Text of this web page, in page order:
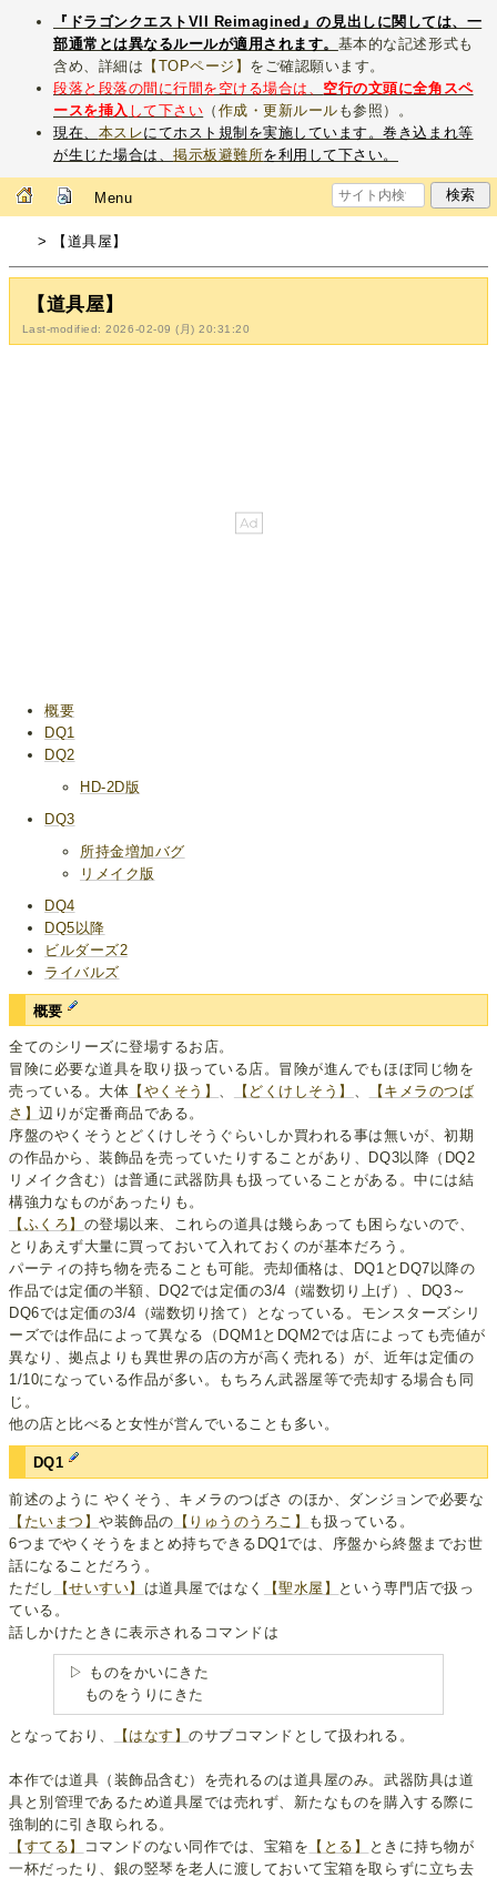
『ドラゴンクエストVII Reimagined』の見出しに関しては、一
部通常とは異なるルールが適用されます。 基本的な記述形式も
含め、詳細は 【TOPページ】 をご確認願います。
段落と段落の間に行間を空ける場合は、 空行の文頭に全角スペ
ースを挿入 して下さい （ 作成・更新ルール も参照）。
現在、 本スレにてホスト規制を実施しています。巻き込まれ等
が生じた場合は、掲示板避難所を利用して下さい。
Menu
> 【道具屋】
【道具屋】
Last-modified: 2026-02-09 (月) 20:31:20
概要
DQ1
DQ2
HD-2D版
DQ3
所持金増加バグ
リメイク版
DQ4
DQ5以降
ビルダーズ2
ライバルズ
概要
全てのシリーズに登場するお店。
冒険に必要な道具を取り扱っている店。冒険が進んでもほぼ同じ物を
売っている。大体 【やくそう】 、 【どくけしそう】 、
【キメラのつば
さ】辺りが定番商品である。
序盤のやくそうとどくけしそうぐらいしか買われる事は無いが、初期
の作品から、装飾品を売っていたりすることがあり、DQ3以降（DQ2
リメイク含む）は普通に武器防具も扱っていることがある。中には結
構強力なものがあったりも。
【ふくろ】 の登場以来、これらの道具は幾らあっても困らないので、
とりあえず大量に買っておいて入れておくのが基本だろう。
パーティの持ち物を売ることも可能。売却価格は、DQ1とDQ7以降の
作品では定価の半額、DQ2では定価の3/4（端数切り上げ）、DQ3～
DQ6では定価の3/4（端数切り捨て）となっている。モンスターズシリ
ーズでは作品によって異なる（DQM1とDQM2では店によっても売値が
異なり、拠点よりも異世界の店の方が高く売れる）が、近年は定価の
1/10になっている作品が多い。もちろん武器屋等で売却する場合も同
じ。
他の店と比べると女性が営んでいることも多い。
DQ1
前述のように やくそう、キメラのつばさ のほか、ダンジョンで必要な
【たいまつ】や装飾品の 【りゅうのうろこ】
も扱っている。
6つまでやくそうをまとめ持ちできるDQ1では、序盤から終盤までお世
話になることだろう。
ただし
【せいすい】 は道具屋ではなく 【聖水屋】
という専門店で扱っ
ている。
話しかけたときに表示されるコマンドは
▷ ものをかいにきた
ものをうりにきた
となっており、 【はなす】のサブコマンドとして扱われる。
本作では道具（装飾品含む）を売れるのは道具屋のみ。武器防具は道
具と別管理であるため道具屋では売れず、新たなものを購入する際に
強制的に引き取られる。
【すてる】
コマンドのない同作では、宝箱を 【とる】
ときに持ち物が
一杯だったり、銀の竪琴を老人に渡しておいて宝箱を取らずに立ち去